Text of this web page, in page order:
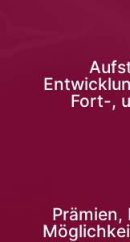
Fort-,